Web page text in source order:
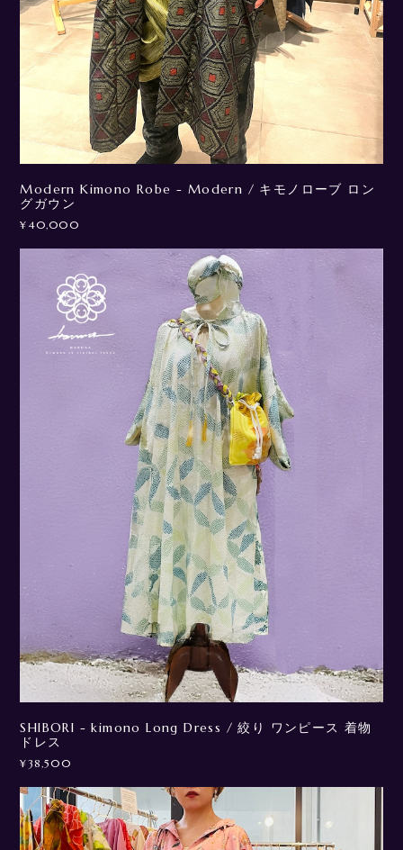
Modern Kimono Robe - Modern / キモノローブ ロン
グガウン
¥40,000
SHIBORI - kimono Long Dress / 絞り ワンピース 着物
ドレス
¥38,500